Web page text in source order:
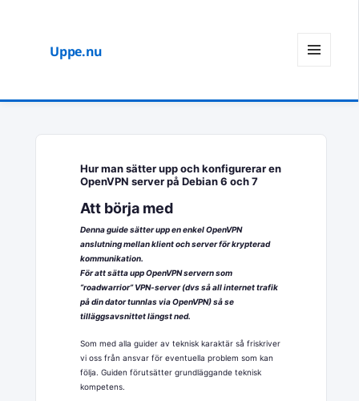
Uppe.nu
WIDGETS
Hur man sätter upp och konfigurerar en
OpenVPN server på Debian 6 och 7
Att börja med
Denna guide sätter upp en enkel OpenVPN
anslutning mellan klient och server för krypterad
kommunikation.
För att sätta upp OpenVPN servern som
”roadwarrior” VPN-server (dvs så all internet trafik
på din dator tunnlas via OpenVPN) så se
tilläggsavsnittet längst ned.
Som med alla guider av teknisk karaktär så friskriver
vi oss från ansvar för eventuella problem som kan
följa. Guiden förutsätter grundläggande teknisk
kompetens.